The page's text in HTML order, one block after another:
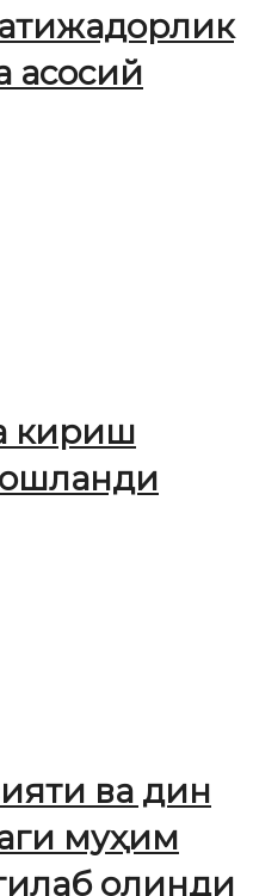
асосий
кириш
ва дин
муҳим
олинди